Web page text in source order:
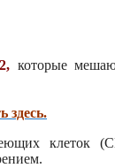
которые
здесь.
клеток